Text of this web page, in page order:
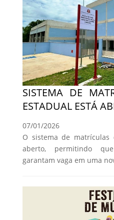
SISTEMA DE
ESTADUAL ESTÁ
07/01/2026
O sistema de
aberto, permitindo
garantam vaga em uma